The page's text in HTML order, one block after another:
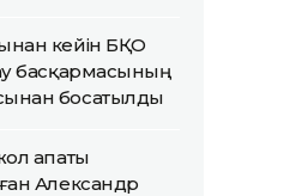
кейін БҚО
басқармасының
босатылды
апаты
Александр